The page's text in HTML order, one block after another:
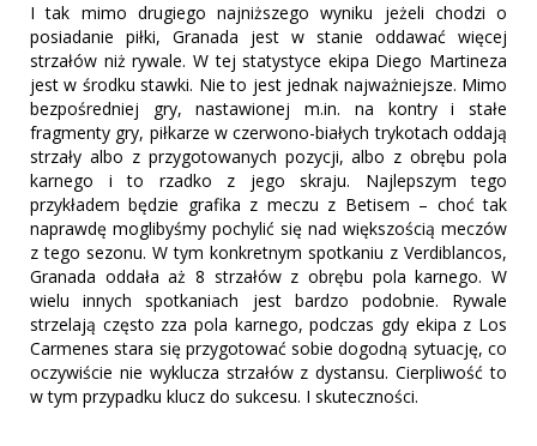
I tak mimo drugiego najniższego wyniku jeżeli chodzi o
posiadanie piłki, Granada jest w stanie oddawać więcej
strzałów niż rywale. W tej statystyce ekipa Diego Martineza
jest w środku stawki. Nie to jest jednak najważniejsze. Mimo
bezpośredniej gry, nastawionej m.in. na kontry i stałe
fragmenty gry, piłkarze w czerwono-białych trykotach oddają
strzały albo z przygotowanych pozycji, albo z obrębu pola
karnego i to rzadko z jego skraju. Najlepszym tego
przykładem będzie grafika z meczu z Betisem – choć tak
naprawdę moglibyśmy pochylić się nad większością meczów
z tego sezonu. W tym konkretnym spotkaniu z Verdiblancos,
Granada oddała aż 8 strzałów z obrębu pola karnego. W
wielu innych spotkaniach jest bardzo podobnie. Rywale
strzelają często zza pola karnego, podczas gdy ekipa z Los
Carmenes stara się przygotować sobie dogodną sytuację, co
oczywiście nie wyklucza strzałów z dystansu. Cierpliwość to
w tym przypadku klucz do sukcesu. I skuteczności.